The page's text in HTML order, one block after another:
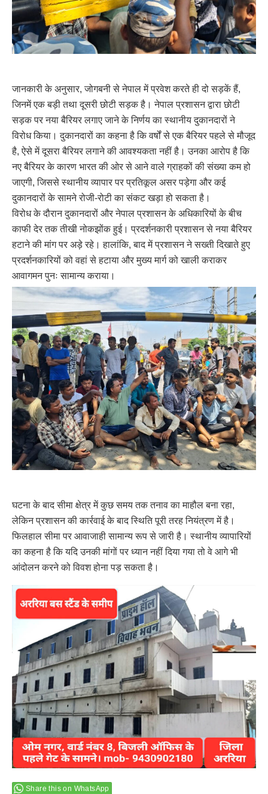
जानकारी के अनुसार, जोगबनी से नेपाल में प्रवेश करते ही दो सड़कें हैं,
जिनमें एक बड़ी तथा दूसरी छोटी सड़क है। नेपाल प्रशासन द्वारा छोटी
सड़क पर नया बैरियर लगाए जाने के निर्णय का स्थानीय दुकानदारों ने
विरोध किया। दुकानदारों का कहना है कि वर्षों से एक बैरियर पहले से मौजूद
है, ऐसे में दूसरा बैरियर लगाने की आवश्यकता नहीं है। उनका आरोप है कि
नए बैरियर के कारण भारत की ओर से आने वाले ग्राहकों की संख्या कम हो
जाएगी, जिससे स्थानीय व्यापार पर प्रतिकूल असर पड़ेगा और कई
दुकानदारों के सामने रोजी-रोटी का संकट खड़ा हो सकता है।
विरोध के दौरान दुकानदारों और नेपाल प्रशासन के अधिकारियों के बीच
काफी देर तक तीखी नोकझोंक हुई। प्रदर्शनकारी प्रशासन से नया बैरियर
हटाने की मांग पर अड़े रहे। हालांकि, बाद में प्रशासन ने सख्ती दिखाते हुए
प्रदर्शनकारियों को वहां से हटाया और मुख्य मार्ग को खाली कराकर
आवागमन पुनः सामान्य कराया।
घटना के बाद सीमा क्षेत्र में कुछ समय तक तनाव का माहौल बना रहा,
लेकिन प्रशासन की कार्रवाई के बाद स्थिति पूरी तरह नियंत्रण में है।
फिलहाल सीमा पर आवाजाही सामान्य रूप से जारी है। स्थानीय व्यापारियों
का कहना है कि यदि उनकी मांगों पर ध्यान नहीं दिया गया तो वे आगे भी
आंदोलन करने को विवश होना पड़ सकता है।
Share this on WhatsApp